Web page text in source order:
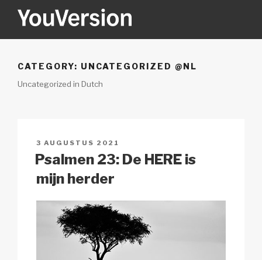
YOUVERSION
CATEGORY: UNCATEGORIZED @NL
Uncategorized in Dutch
GEPLAATST
OP
3 AUGUSTUS 2021
Psalmen 23: De HERE is
mijn herder